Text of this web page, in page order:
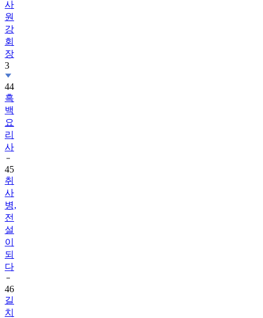
사
원
강
회
장
3
44
흑
백
요
리
사
45
취
사
병,
전
설
이
되
다
46
길
치